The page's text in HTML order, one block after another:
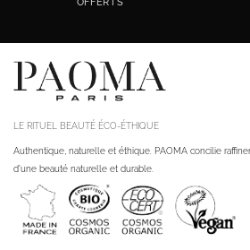
OFFERTS
LE RITUEL BEAUTÉ ÉCO-ÉTHIQUE
Authentique, naturelle et éthique. PAOMA concilie
d'une beauté naturelle et durable.